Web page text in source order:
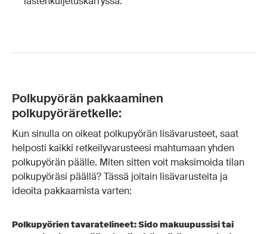
Polkupyörän pakkaaminen
polkupyöräretkelle:
Kun sinulla on oikeat polkupyörän lisävarusteet, saat
helposti kaikki retkeilyvarusteesi mahtumaan yhden
polkupyörän päälle. Miten sitten voit maksimoida tilan
polkupyöräsi päällä? Tässä joitain lisävarusteita ja
ideoita pakkaamista varten:
Polkupyörien tavaratelineet: Sido makuupussisi tai